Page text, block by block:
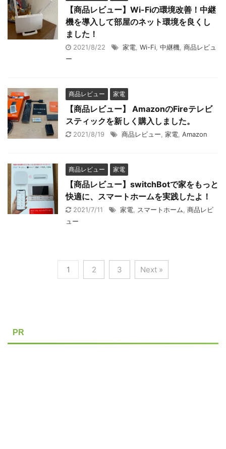
【商品レビュー】Wi-Fiの環境改善！中継
機を導入して部屋のネット環境を良くし
ました！
2021/8/22 家電 Wi-Fi 中継機 商品レビュ
ー
商品レビュー 家電
【商品レビュー】 AmazonのFireテレビ
スティックを新しく購入しました。
2021/8/19 商品レビュー 家電 Amazon
商品レビュー 家電
【商品レビュー】switchBotで家をもっと
快適に、スマートホームを実践したよ！
2021/7/11 家電 スマートホーム 商品レビ
ュー
1 2 3 Next »
PR